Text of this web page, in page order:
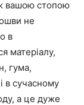
вашою стопою
не
в
матеріалу,
гума,
в сучасному
а це дуже